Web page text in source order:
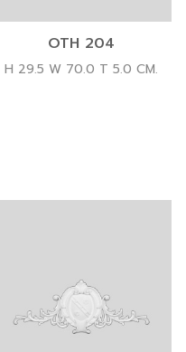
OTH 204
H 29.5 W 70.0 T 5.0 CM.